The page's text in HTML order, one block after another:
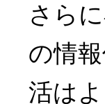
さら
の情
活は